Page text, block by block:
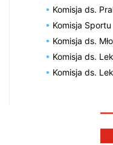
Komisja ds.
Komisja Sportu
Komisja ds.
Komisja ds.
Komisja ds.